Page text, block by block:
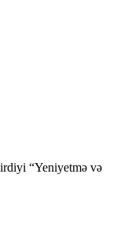
“Yeniyetmə və